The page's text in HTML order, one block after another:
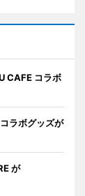
CAFE コラボ
ラボグッズが
が